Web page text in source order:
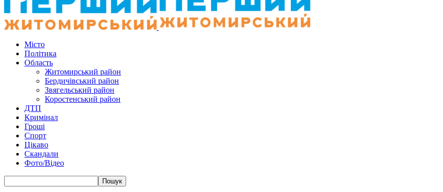
Місто
Політика
Область
Житомирський район
Бердичівський район
Звягельський район
Коростенський район
ДТП
Кримінал
Гроші
Спорт
Цікаво
Скандали
Фото/Відео